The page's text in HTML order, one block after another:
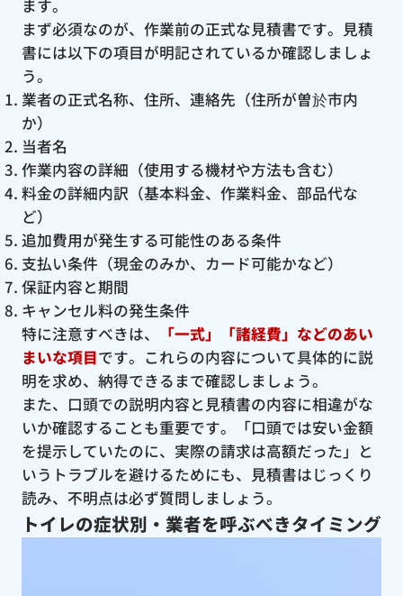
ます。
まず必須なのが、作業前の正式な見積書です。見積
書には以下の項目が明記されているか確認しましょ
う。
業者の正式名称、住所、連絡先（住所が曽於市内
か）
当者名
作業内容の詳細（使用する機材や方法も含む）
料金の詳細内訳（基本料金、作業料金、部品代な
ど）
追加費用が発生する可能性のある条件
支払い条件（現金のみか、カード可能かなど）
保証内容と期間
キャンセル料の発生条件
特に注意すべきは、
「一式」「諸経費」などのあい
まいな項目です。これらの内容について具体的に説
明を求め、納得できるまで確認しましょう。
また、口頭での説明内容と見積書の内容に相違がな
いか確認することも重要です。「口頭では安い金額
を提示していたのに、実際の請求は高額だった」と
いうトラブルを避けるためにも、見積書はじっくり
読み、不明点は必ず質問しましょう。
トイレの症状別・業者を呼ぶべきタイミング